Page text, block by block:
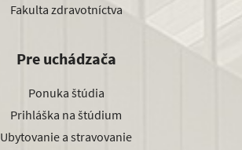
Fakulta zdravotníctva
Pre uchádzača
Ponuka štúdia
Prihláška na štúdium
Ubytovanie a stravovanie